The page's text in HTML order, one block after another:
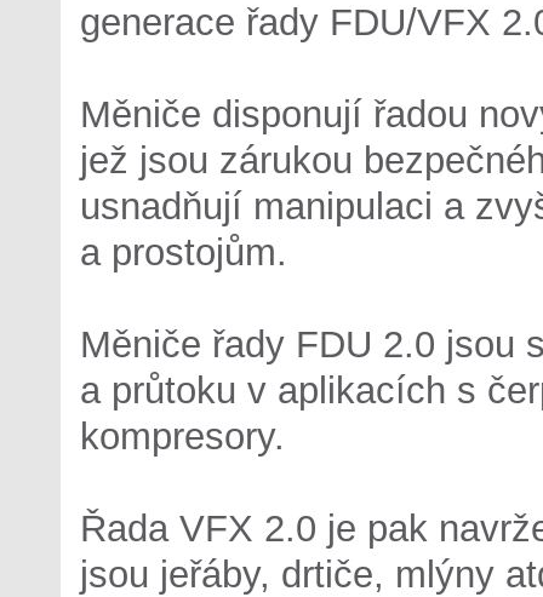
generace řady FDU/VFX
Měniče disponují řadou
jež jsou zárukou
usnadňují manipulaci a
a prostojům.
Měniče řady FDU 2.0 jsou
a průtoku v aplikacích s
kompresory.
Řada VFX 2.0 je pak
jsou jeřáby, drtiče, mlýny